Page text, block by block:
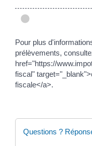
Pour plus
prélèvements,
href="https://
fiscal"
fiscale</a>.
Questions ?